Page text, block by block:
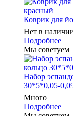
Коврик для
Нет в наличии
Подробнее
Мы советуем
Набор
30*5*0,05-
Много
Подробнее